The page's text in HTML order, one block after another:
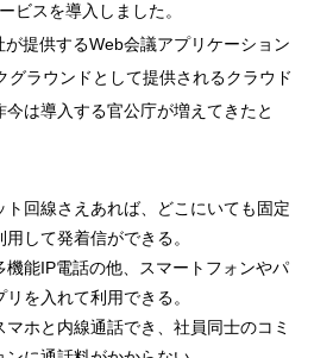
ビスを導入しました。
提供するWeb会議アプリケーション
グラウンドとして提供されるクラウド
今は導入する官公庁が増えてきたと
ト回線さえあれば、どこにいても固定
して発着信ができる。
機能IP電話の他、スマートフォンやパ
リを入れて利用できる。
マホと内線通話でき、社員同士のコミ